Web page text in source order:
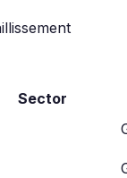
Sector